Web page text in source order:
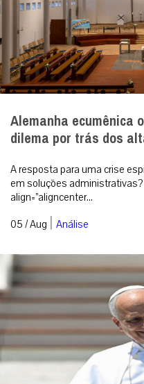
Alemanha ecumênica
dilema por trás dos
A resposta para uma crise
em soluções
align=”aligncenter...
05 / Aug | Análise